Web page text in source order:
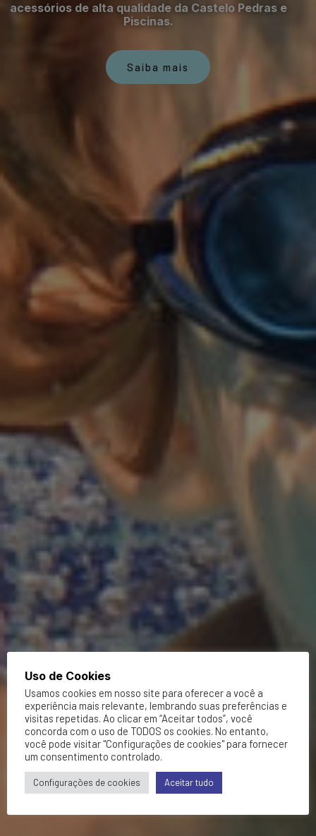
acessórios de alta qualidade da Castelo Pedras e
Piscinas.
Saiba mais
Uso de Cookies
Usamos cookies em nosso site para oferecer a você a
experiência mais relevante, lembrando suas preferências e
visitas repetidas. Ao clicar em “Aceitar todos”, você
concorda com o uso de TODOS os cookies. No entanto,
você pode visitar "Configurações de cookies" para fornecer
um consentimento controlado.
Configurações de cookies Aceitar tudo